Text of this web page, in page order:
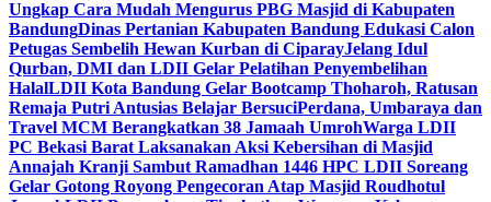
Ungkap Cara Mudah Mengurus PBG Masjid di Kabupaten
BandungDinas Pertanian Kabupaten Bandung Edukasi Calon
Petugas Sembelih Hewan Kurban di CiparayJelang Idul
Qurban, DMI dan LDII Gelar Pelatihan Penyembelihan
HalalLDII Kota Bandung Gelar Bootcamp Thoharoh, Ratusan
Remaja Putri Antusias Belajar BersuciPerdana, Umbaraya dan
Travel MCM Berangkatkan 38 Jamaah UmrohWarga LDII
PC Bekasi Barat Laksanakan Aksi Kebersihan di Masjid
Annajah Kranji Sambut Ramadhan 1446 HPC LDII Soreang
Gelar Gotong Royong Pengecoran Atap Masjid Roudhotul